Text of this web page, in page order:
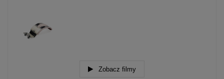
Zobacz filmy